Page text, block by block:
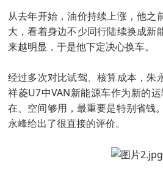
从去年开始，油价持续上涨，他之
大，看着身边不少同行陆续换成新
来越明显，于是他下定决心换车。
经过多次对比试驾、核算成本，朱
祥菱U7中VAN新能源车作为新的
在、空间够用，最重要是特别省钱
永峰给出了很直接的评价。